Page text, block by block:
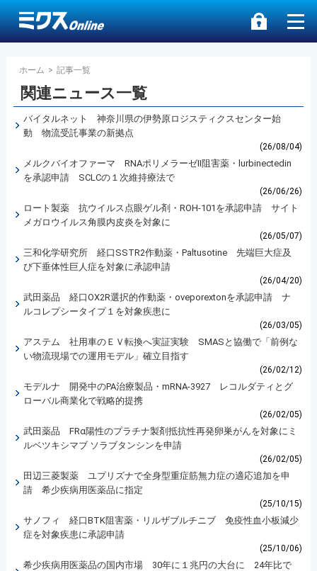
ホーム > 記事一覧
関連ニュース一覧
バイタルネット 神奈川県の伊勢原ロジスティクスセンター始
動 物流受託事業の新拠点
(26/08/04)
メルクバイオファーマ RNAポリメラーゼII阻害薬・lurbinectedin
を承認申請 SCLCの１次維持療法で
(26/06/26)
ロート製薬 抗ウイルス点眼ゲル剤・ROH-101を承認申請 サイト
メガロウイルス角膜内皮炎を対象に
(26/05/07)
三和化学研究所 経口SSTR2作動薬・Paltusotine 先端巨大症及
び下垂体性巨人症を対象に承認申請
(26/04/20)
武田薬品 経口OX2R選択的作動薬・oveporextonを承認申請 ナ
ルコレプシータイプ１を対象疾患に
(26/03/05)
アステム 社用車のＥＶ転換へ実証実験 SMASと協働で「前例な
い物流現場での運用モデル」確立目指す
(26/02/12)
モデルナ 開発中のPA治療製品・mRNA-3927 レコルダティとグ
ローバル商業化で戦略的提携
(26/02/05)
武田薬品 FRα陽性のプラチナ製剤抵抗性再発卵巣がんを対象にミ
ルベツキシマブ ソラブタンシンを申請
(26/02/05)
田辺三菱製薬 ユプリズナで全身型重症筋無力症の適応追加を申
請 希少疾病用医薬品に指定
(25/10/15)
サノフィ 経口BTK阻害薬・リルザブルチニブ 免疫性血小板減少
症を対象疾患に承認申請
(25/10/06)
希少疾病用医薬品の国内市場 30年に１兆円の大台に 24年比で